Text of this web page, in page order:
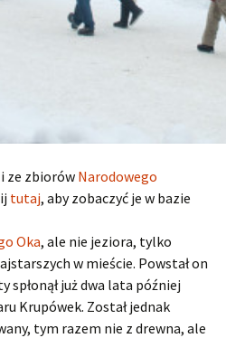
ze zbiorów Narodowego
tutaj, aby zobaczyć je w bazie
Oka, ale nie jeziora, tylko
w mieście. Powstał on
spłonął już dwa lata później
Krupówek. Został jednak
tym razem nie z drewna, ale